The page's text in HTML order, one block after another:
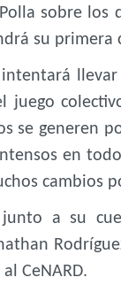
sobre
su primera
juego
se generen
en
cambios
a su
CeNARD.